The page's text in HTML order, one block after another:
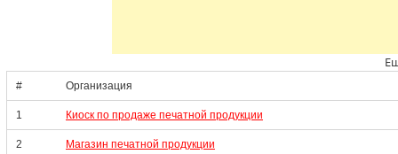
# Организация
1 Киоск по продаже печатной продукции
2 Магазин печатной продукции